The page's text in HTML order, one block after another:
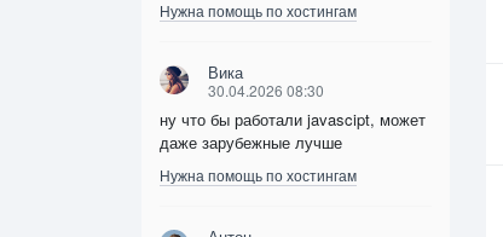
Нужна помощь по хостингам
Вика
30.04.2026 08:30
ну что бы работали javascipt, может
даже зарубежные лучше
Нужна помощь по хостингам